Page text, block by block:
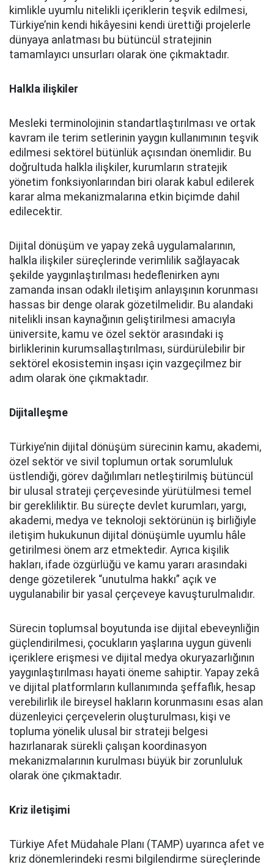
kimlikle uyumlu nitelikli içeriklerin teşvik edilmesi,
Türkiye’nin kendi hikâyesini kendi ürettiği projelerle
dünyaya anlatması bu bütüncül stratejinin
tamamlayıcı unsurları olarak öne çıkmaktadır.
Halkla ilişkiler
Mesleki terminolojinin standartlaştırılması ve ortak
kavram ile terim setlerinin yaygın kullanımının teşvik
edilmesi sektörel bütünlük açısından önemlidir. Bu
doğrultuda halkla ilişkiler, kurumların stratejik
yönetim fonksiyonlarından biri olarak kabul edilerek
karar alma mekanizmalarına etkin biçimde dahil
edilecektir.
Dijital dönüşüm ve yapay zekâ uygulamalarının,
halkla ilişkiler süreçlerinde verimlilik sağlayacak
şekilde yaygınlaştırılması hedeflenirken aynı
zamanda insan odaklı iletişim anlayışının korunması
hassas bir denge olarak gözetilmelidir. Bu alandaki
nitelikli insan kaynağının geliştirilmesi amacıyla
üniversite, kamu ve özel sektör arasındaki iş
birliklerinin kurumsallaştırılması, sürdürülebilir bir
sektörel ekosistemin inşası için vazgeçilmez bir
adım olarak öne çıkmaktadır.
Dijitalleşme
Türkiye’nin dijital dönüşüm sürecinin kamu, akademi,
özel sektör ve sivil toplumun ortak sorumluluk
üstlendiği, görev dağılımları netleştirilmiş bütüncül
bir ulusal strateji çerçevesinde yürütülmesi temel
bir gerekliliktir. Bu süreçte devlet kurumları, yargı,
akademi, medya ve teknoloji sektörünün iş birliğiyle
iletişim hukukunun dijital dönüşümle uyumlu hâle
getirilmesi önem arz etmektedir. Ayrıca kişilik
hakları, ifade özgürlüğü ve kamu yararı arasındaki
denge gözetilerek “unutulma hakkı” açık ve
uygulanabilir bir yasal çerçeveye kavuşturulmalıdır.
Sürecin toplumsal boyutunda ise dijital ebeveynliğin
güçlendirilmesi, çocukların yaşlarına uygun güvenli
içeriklere erişmesi ve dijital medya okuryazarlığının
yaygınlaştırılması hayati öneme sahiptir. Yapay zekâ
ve dijital platformların kullanımında şeffaflık, hesap
verebilirlik ile bireysel hakların korunmasını esas alan
düzenleyici çerçevelerin oluşturulması, kişi ve
topluma yönelik ulusal bir strateji belgesi
hazırlanarak sürekli çalışan koordinasyon
mekanizmalarının kurulması büyük bir zorunluluk
olarak öne çıkmaktadır.
Kriz iletişimi
Türkiye Afet Müdahale Planı (TAMP) uyarınca afet ve
kriz dönemlerindeki resmi bilgilendirme süreçlerinde